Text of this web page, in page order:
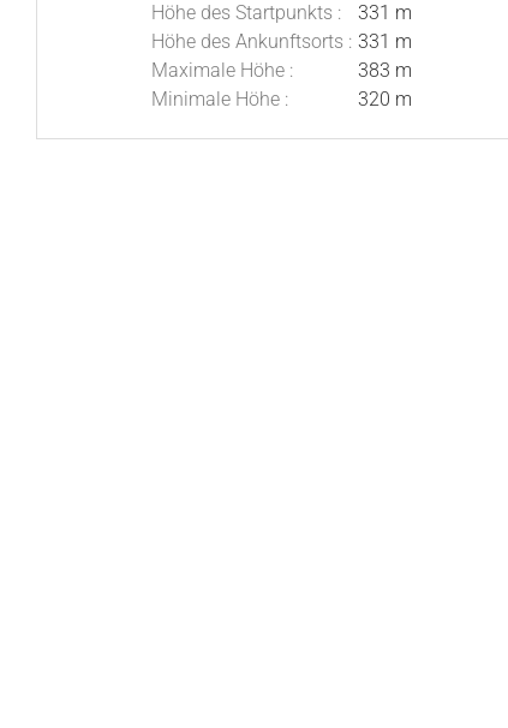
Höhe des Startpunkts :
331 m
Höhe des Ankunftsorts : 331 m
Maximale Höhe :
383 m
Minimale Höhe :
320 m